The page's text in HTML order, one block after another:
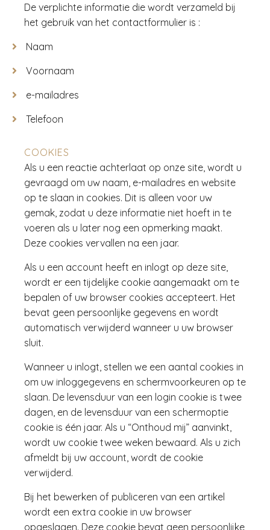
De verplichte informatie die wordt verzameld bij
het gebruik van het contactformulier is :
Naam
Voornaam
e-mailadres
Telefoon
COOKIES
Als u een reactie achterlaat op onze site, wordt u
gevraagd om uw naam, e-mailadres en website
op te slaan in cookies. Dit is alleen voor uw
gemak, zodat u deze informatie niet hoeft in te
voeren als u later nog een opmerking maakt.
Deze cookies vervallen na een jaar.
Als u een account heeft en inlogt op deze site,
wordt er een tijdelijke cookie aangemaakt om te
bepalen of uw browser cookies accepteert. Het
bevat geen persoonlijke gegevens en wordt
automatisch verwijderd wanneer u uw browser
sluit.
Wanneer u inlogt, stellen we een aantal cookies in
om uw inloggegevens en schermvoorkeuren op te
slaan. De levensduur van een login cookie is twee
dagen, en de levensduur van een schermoptie
cookie is één jaar. Als u “Onthoud mij” aanvinkt,
wordt uw cookie twee weken bewaard. Als u zich
afmeldt bij uw account, wordt de cookie
verwijderd.
Bij het bewerken of publiceren van een artikel
wordt een extra cookie in uw browser
opgeslagen. Deze cookie bevat geen persoonlijke